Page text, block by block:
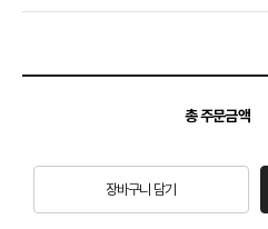
총 주문금액
장바구니 담기